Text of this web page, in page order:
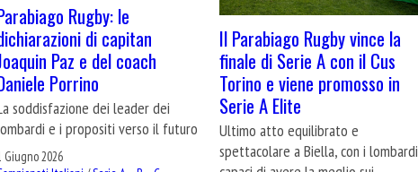
Rugby: le
di capitan
Paz e del coach
Porrino
soddisfazione dei leader dei
e i propositi verso il futuro
Giugno 2026
Il Parabiago Rugby vince la
finale di Serie A con il Cus
Torino e viene promosso in
Serie A Elite
Ultimo atto equilibrato e
spettacolare a Biella, con i lombardi